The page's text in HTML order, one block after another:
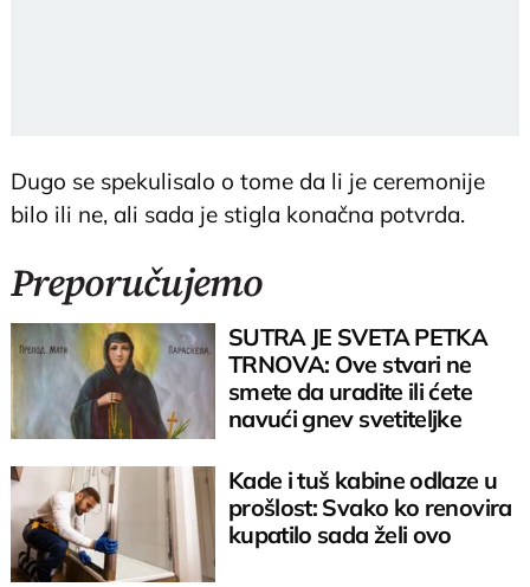
Dugo se spekulisalo o tome da li je ceremonije
bilo ili ne, ali sada je stigla konačna potvrda.
Preporučujemo
SUTRA JE SVETA PETKA
TRNOVA: Ove stvari ne
smete da uradite ili ćete
navući gnev svetiteljke
Kade i tuš kabine odlaze u
prošlost: Svako ko renovira
kupatilo sada želi ovo